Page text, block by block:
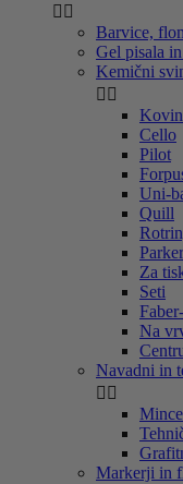
 
Barvice,
Gel pisala
Kemični
 
Cello
Pilot
Uni-
Quill
Parker
Za
Seti
Na
Navadni in
 
Mince
Markerji in